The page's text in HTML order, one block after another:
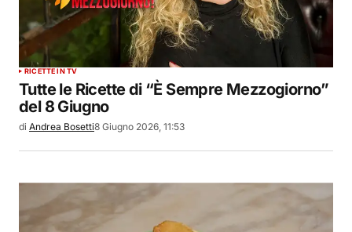
RICETTE IN TV
Tutte le Ricette di “È Sempre Mezzogiorno”
del 8 Giugno
di Andrea Bosetti8 Giugno 2026, 11:53